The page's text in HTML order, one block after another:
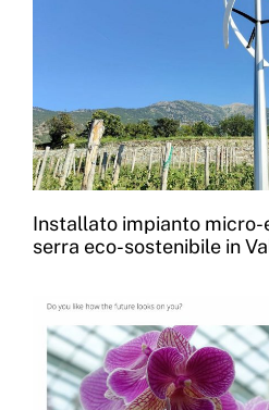
Installato impianto micro-
serra eco-sostenibile in